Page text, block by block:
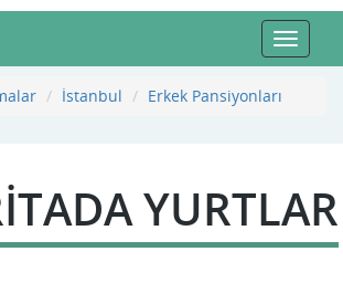
Toggle
İstanbul Erkek Pansiyonları
YURTLAR